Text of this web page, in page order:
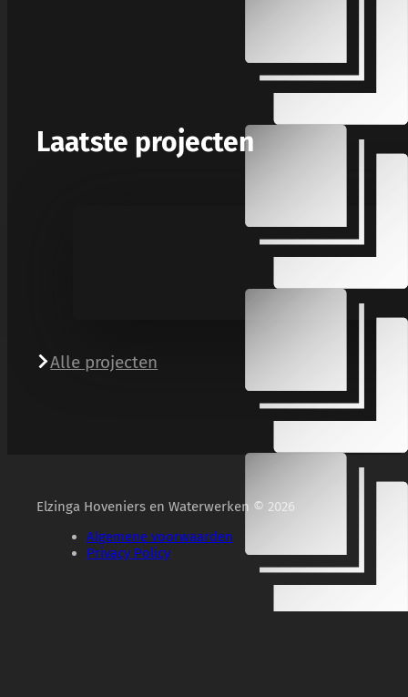
Laatste projecten
Alle projecten
Elzinga Hoveniers en Waterwerken © 2026
Algemene voorwaarden
Privacy Policy